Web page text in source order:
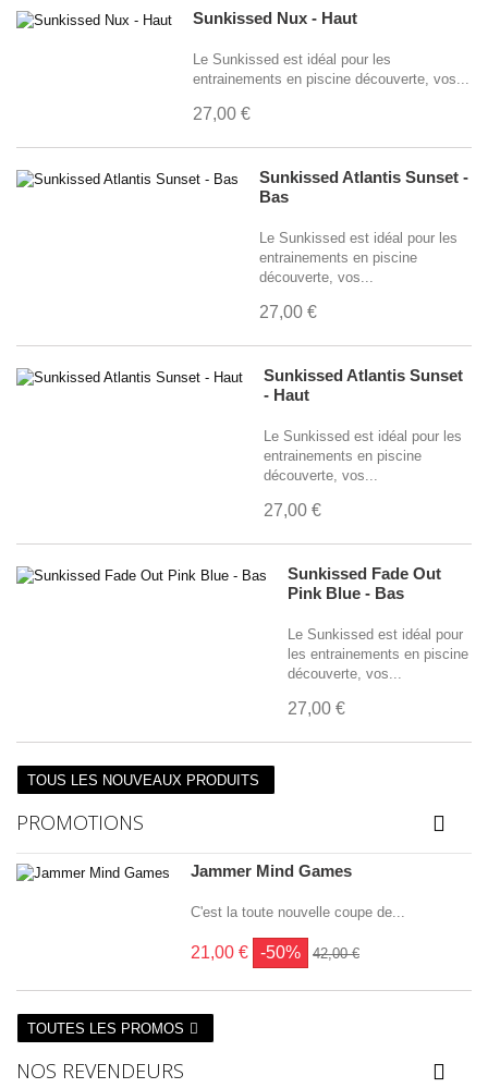
Sunkissed Nux - Haut
Le Sunkissed est idéal pour les
entrainements en piscine découverte, vos...
27,00 €
Sunkissed Atlantis Sunset -
Bas
Le Sunkissed est idéal pour les
entrainements en piscine
découverte, vos...
27,00 €
Sunkissed Atlantis Sunset
- Haut
Le Sunkissed est idéal pour les
entrainements en piscine
découverte, vos...
27,00 €
Sunkissed Fade Out
Pink Blue - Bas
Le Sunkissed est idéal pour
les entrainements en piscine
découverte, vos...
27,00 €
TOUS LES NOUVEAUX PRODUITS
PROMOTIONS
Jammer Mind Games
C'est la toute nouvelle coupe de...
21,00 € -50% 42,00 €
TOUTES LES PROMOS
NOS REVENDEURS